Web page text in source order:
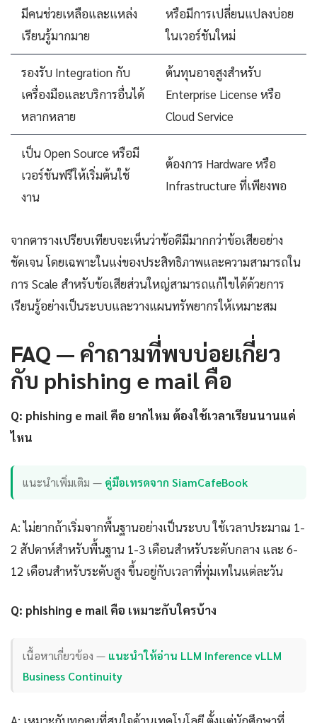
มีคนช่วยเหลือและแหล่ง
เรียนรู้มากมาย
หรือมีการเปลี่ยนแปลงบ่อย
ในเวอร์ชันใหม่
รองรับ Integration กับ
เครื่องมือและบริการอื่นได้
หลากหลาย
ต้นทุนอาจสูงสำหรับ
Enterprise License หรือ
Cloud Service
เป็น Open Source หรือมี
เวอร์ชันฟรีให้เริ่มต้นใช้
งาน
ต้องการ Hardware หรือ
Infrastructure ที่เพียงพอ
จากตารางเปรียบเทียบจะเห็นว่าข้อดีมีมากกว่าข้อเสียอย่าง
ชัดเจน โดยเฉพาะในแง่ของประสิทธิภาพและความสามารถใน
การ Scale สำหรับข้อเสียส่วนใหญ่สามารถแก้ไขได้ด้วยการ
เรียนรู้อย่างเป็นระบบและวางแผนทรัพยากรให้เหมาะสม
FAQ — คำถามที่พบบ่อยเกี่ยว
กับ phishing e mail คือ
Q: phishing e mail คือ ยากไหม ต้องใช้เวลาเรียนนานแค่
ไหน
แนะนำเพิ่มเติม — คู่มือเทรดจาก SiamCafeBook
A: ไม่ยากถ้าเริ่มจากพื้นฐานอย่างเป็นระบบ ใช้เวลาประมาณ 1-
2 สัปดาห์สำหรับพื้นฐาน 1-3 เดือนสำหรับระดับกลาง และ 6-
12 เดือนสำหรับระดับสูง ขึ้นอยู่กับเวลาที่ทุ่มเทในแต่ละวัน
Q: phishing e mail คือ เหมาะกับใครบ้าง
เนื้อหาเกี่ยวข้อง — แนะนำให้อ่าน LLM Inference vLLM
Business Continuity